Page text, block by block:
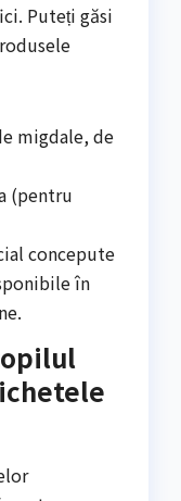
Puteți găsi
migdale, de
(pentru
concepute
în